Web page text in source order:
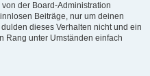
der Board-Administration
Beiträge, nur um deinen
dieses Verhalten nicht und ein
Rang unter Umständen einfach